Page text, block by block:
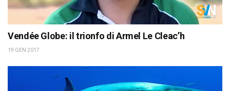
Vendée Globe: il trionfo di Armel Le Cleac’h
19 GEN 2017